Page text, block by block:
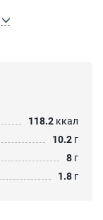
118.2 ккал
10.2 г
8 г
1.8 г